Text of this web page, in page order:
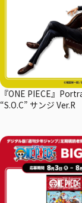
『ONE PIECE』
“S.O.C” サンジ Ver.R